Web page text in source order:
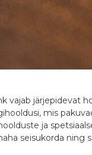
vajab järjepidevat
mis
ja
seisukorda ning